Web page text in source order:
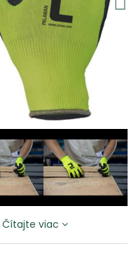
Čítajte viac